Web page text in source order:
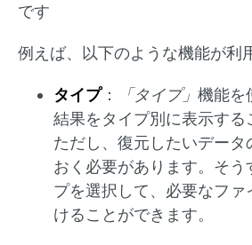
です
例えば、以下のような機能が利
タイプ： 「タイプ」 機能を
結果をタイプ別に表示する
ただし、復元したいデータ
おく必要があります。そう
プを選択して、必要なファ
けることができます。